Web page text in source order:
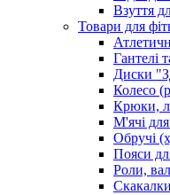
Взуття
Товари для
Гантелі
Диски
Колесо
Крюки,
М'ячі для
Обручі
Пояси
Роли,
Скакалки